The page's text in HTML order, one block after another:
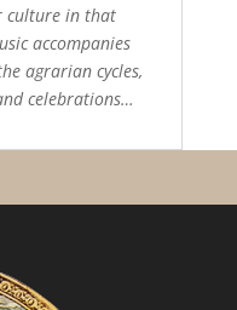
culture in that
accompanies
agrarian cycles,
celebrations…